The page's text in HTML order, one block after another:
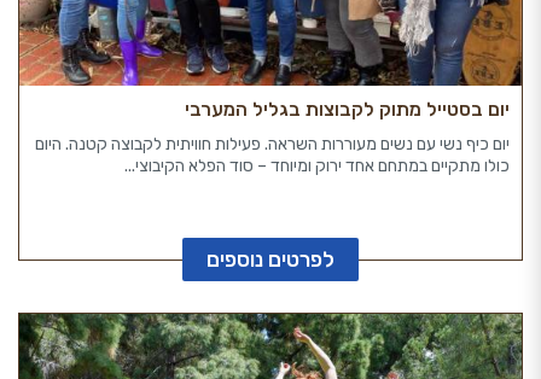
יום בסטייל מתוק לקבוצות בגליל המערבי
יום כיף נשי עם נשים מעוררות השראה. פעילות חוויתית לקבוצה קטנה. היום
כולו מתקיים במתחם אחד ירוק ומיוחד – סוד הפלא הקיבוצי...
לפרטים נוספים